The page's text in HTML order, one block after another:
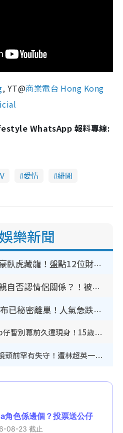
, YT@商業電台 Hong Kong
WhatsApp 報料專線:
愛情
緋聞
樂新聞
《愛回家》隱形富豪臥虎藏龍！盤點12位財氣逼人的有錢藝人：呢位靚女3億身家唔憂做
葉蒨文拍拖一周年親自否認情侶關係？！被質疑感情造假竟稱GM「普通同事」
30歲男藝人低調宣布已秘密離巢！人氣急跌變失蹤人口︰「這幾年過得並不容易」
《愛回家》童星Philip仔暫別幕前久違現身！15歲近況暴風長高蛻變帥氣少男
TVB新聞主播陳嘉欣鏡頭前罕有失守！遭林超英一句說話突襲嚇親當場大笑